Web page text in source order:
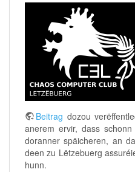
Beitrag dozou
anerem ervir, dass
doranner späicheren, an
deen zu Lëtzebuerg
hunn.